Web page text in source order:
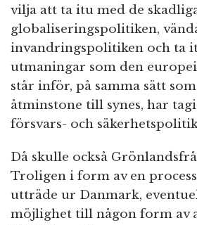
vilja att ta itu med de
globaliseringspolitiken,
invandringspolitiken och ta
utmaningar som den
står inför, på samma sätt
åtminstone till synes, har
försvars- och
Då skulle också
Troligen i form av en
utträde ur Danmark,
möjlighet till någon form av